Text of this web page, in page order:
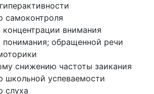
самоконтроля
внимания
обращенной речи
снижению частоты заикания
школьной успеваемости
слуха